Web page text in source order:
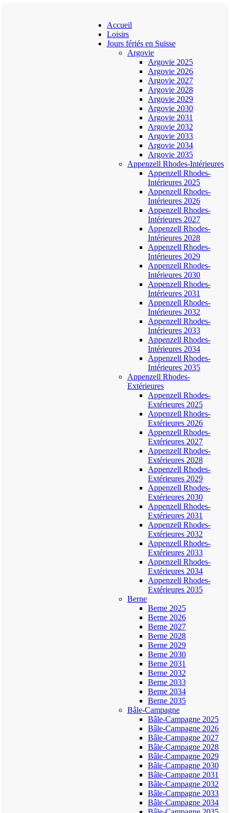
Accueil
Loisirs
Jours fériés en Suisse
Argovie
Argovie 2025
Argovie 2026
Argovie 2027
Argovie 2028
Argovie 2029
Argovie 2030
Argovie 2031
Argovie 2032
Argovie 2033
Argovie 2034
Argovie 2035
Appenzell Rhodes-Intérieures
Appenzell Rhodes-
Intérieures 2025
Appenzell Rhodes-
Intérieures 2026
Appenzell Rhodes-
Intérieures 2027
Appenzell Rhodes-
Intérieures 2028
Appenzell Rhodes-
Intérieures 2029
Appenzell Rhodes-
Intérieures 2030
Appenzell Rhodes-
Intérieures 2031
Appenzell Rhodes-
Intérieures 2032
Appenzell Rhodes-
Intérieures 2033
Appenzell Rhodes-
Intérieures 2034
Appenzell Rhodes-
Intérieures 2035
Appenzell Rhodes-
Extérieures
Appenzell Rhodes-
Extérieures 2025
Appenzell Rhodes-
Extérieures 2026
Appenzell Rhodes-
Extérieures 2027
Appenzell Rhodes-
Extérieures 2028
Appenzell Rhodes-
Extérieures 2029
Appenzell Rhodes-
Extérieures 2030
Appenzell Rhodes-
Extérieures 2031
Appenzell Rhodes-
Extérieures 2032
Appenzell Rhodes-
Extérieures 2033
Appenzell Rhodes-
Extérieures 2034
Appenzell Rhodes-
Extérieures 2035
Berne
Berne 2025
Berne 2026
Berne 2027
Berne 2028
Berne 2029
Berne 2030
Berne 2031
Berne 2032
Berne 2033
Berne 2034
Berne 2035
Bâle-Campagne
Bâle-Campagne 2025
Bâle-Campagne 2026
Bâle-Campagne 2027
Bâle-Campagne 2028
Bâle-Campagne 2029
Bâle-Campagne 2030
Bâle-Campagne 2031
Bâle-Campagne 2032
Bâle-Campagne 2033
Bâle-Campagne 2034